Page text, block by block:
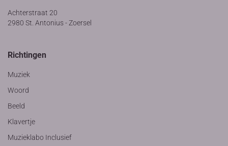
Achterstraat 20
2980 St. Antonius - Zoersel
Richtingen
Muziek
Woord
Beeld
Klavertje
Muzieklabo Inclusief